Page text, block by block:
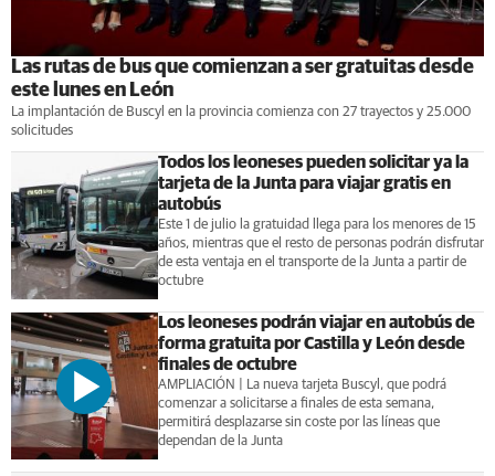
Las rutas de bus que comienzan a ser gratuitas desde
este lunes en León
La implantación de Buscyl en la provincia comienza con 27 trayectos y 25.000
solicitudes
Todos los leoneses pueden solicitar ya la
tarjeta de la Junta para viajar gratis en
autobús
Este 1 de julio la gratuidad llega para los menores de 15
años, mientras que el resto de personas podrán disfrutar
de esta ventaja en el transporte de la Junta a partir de
octubre
Los leoneses podrán viajar en autobús de
forma gratuita por Castilla y León desde
finales de octubre
AMPLIACIÓN | La nueva tarjeta Buscyl, que podrá
comenzar a solicitarse a finales de esta semana,
permitirá desplazarse sin coste por las líneas que
dependan de la Junta